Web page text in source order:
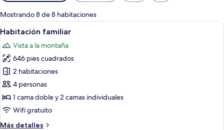
para
las
habitaciones
Mostrando 8 de 8 habitaciones
Abrir
todas
las
fotos
de
Habitación
familiar
Habitación de hotel con cama,
7
Habitación familiar
Vista a la montaña
646 pies cuadrados
2 habitaciones
4 personas
1 cama doble y 2 camas individuales
Wifi gratuito
Más detalles
Más